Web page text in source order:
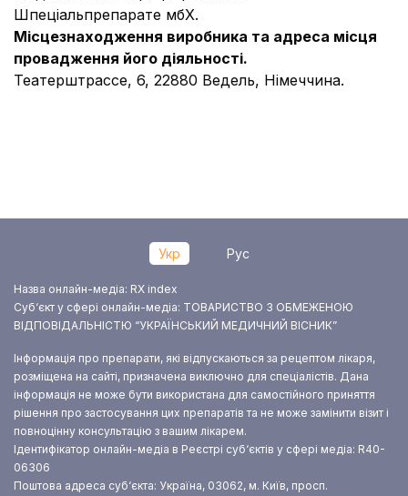
Шпеціальпрепарате мбХ.
Місцезнаходження виробника та адреса місця
провадження його діяльності.
Театерштрассе, 6, 22880 Ведель, Німеччина.
Укр Рус
Назва онлайн-медіа: RX index
Суб‘єкт у сфері онлайн-медіа: ТОВАРИСТВО З ОБМЕЖЕНОЮ
ВІДПОВІДАЛЬНІСТЮ “УКРАЇНСЬКИЙ МЕДИЧНИЙ ВІСНИК”
Інформація про препарати, які відпускаються за рецептом лікаря,
розміщена на сайті, призначена виключно для спеціалістів. Дана
інформація не може бути використана для самостійного приняття
рішення про застосування цих препаратів та не може замінити візит і
повноцінну консультацію з вашим лікарем.
Ідентифікатор онлайн-медіа в Реєстрі суб‘єктів у сфері медіа: R40-
06306
Поштова адреса суб‘єкта: Україна, 03062, м. Київ, просп.